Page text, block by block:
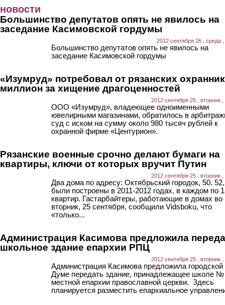
новости
Большинство депутатов опять не явилось на
заседание Касимовской гордумы
2012 сентября 26 , среда ,
Большинство депутатов опять не явилось на
заседание Касимовской гордумы
«Изумруд» потребовал от рязанских
миллион за хищение драгоценностей
2012 сентября 25 , вторник ,
ООО «Изумруд», владеющее одноименными
ювелирными магазинами, обратилось в
суд с иском на сумму около 980 тысяч рублей к
охранной фирме «Центурион».
Рязанские военные срочно делают бумаги на
квартиры, ключи от которых вручит Путин
2012 сентября 25 , вторник ,
Два дома по адресу: Октябрьский городок, 50, 52,
были построены в 2011-2012 годах, в каждом по
квартир. Гастарбайтеры, работающие в домах во
вторник, 25 сентября, сообщили Vidsboku, что
«только...
Администрация Касимова предложила
школьное здание епархии РПЦ
2012 сентября 25 , вторник ,
Администрация Касимова предложила городской
Думе передать здание, принадлежащее школе №
местной епархии православной церкви. Здесь
планируется разместить епархиальное